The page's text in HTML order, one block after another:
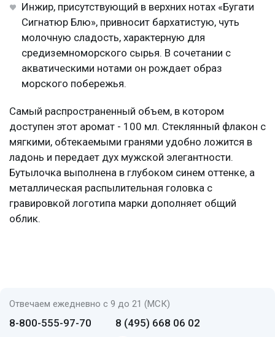
Инжир, присутствующий в верхних нотах «Бугати
Сигнатюр Блю», привносит бархатистую, чуть
молочную сладость, характерную для
средиземноморского сырья. В сочетании с
акватическими нотами он рождает образ
морского побережья.
Самый распространенный объем, в котором
доступен этот аромат - 100 мл. Стеклянный флакон с
мягкими, обтекаемыми гранями удобно ложится в
ладонь и передает дух мужской элегантности.
Бутылочка выполнена в глубоком синем оттенке, а
металлическая распылительная головка с
гравировкой логотипа марки дополняет общий
облик.
Отвечаем ежедневно с 9 до 21 (МСК)
8-800-555-97-70 8 (495) 668 06 02